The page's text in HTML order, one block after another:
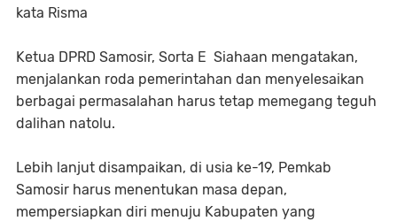
kata Risma
Ketua DPRD Samosir, Sorta E Siahaan mengatakan,
menjalankan roda pemerintahan dan menyelesaikan
berbagai permasalahan harus tetap memegang teguh
dalihan natolu.
Lebih lanjut disampaikan, di usia ke-19, Pemkab
Samosir harus menentukan masa depan,
mempersiapkan diri menuju Kabupaten yang